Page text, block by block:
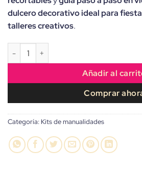
dulcero decorativo ideal para
talleres creativos.
KIT de Manualidades “Monstruo Loco
Añadir al
Comprar
Categoría: Kits de manualidades